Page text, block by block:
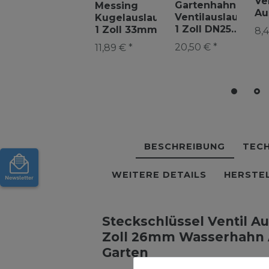
Messing
Kugelauslaufhahn
1 Zoll 33mm
Absperrhahn
Kugelhahn
11,89 € *
Gartenhahn
Ventilauslaufhahn
1 Zoll DN25
Absperrventil
Auslaufhahn
20,50 € *
1/
BESCHREIBUNG
WEITERE DETAILS
Steckschlüssel Ventil
Zoll 26mm Wasserhahn
Garten